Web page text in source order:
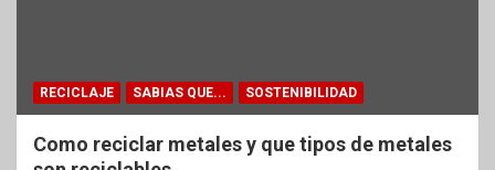
RECICLAJE SABIAS QUE... SOSTENIBILIDAD
Como reciclar metales y que tipos de metales